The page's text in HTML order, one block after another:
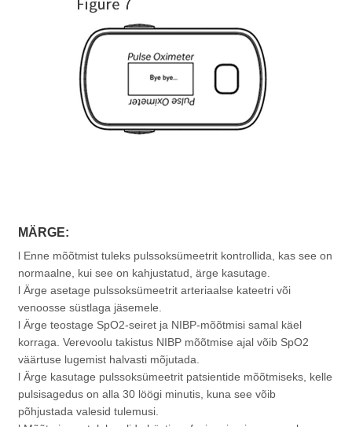
MÄRGE:
l Enne mõõtmist tuleks pulssoksümeetrit kontrollida, kas see on
normaalne, kui see on kahjustatud, ärge kasutage.
l Ärge asetage pulssoksümeetrit arteriaalse kateetri või
venoosse süstlaga jäsemele.
l Ärge teostage SpO2-seiret ja NIBP-mõõtmisi samal käel
korraga. Verevoolu takistus NIBP mõõtmise ajal võib SpO2
väärtuse lugemist halvasti mõjutada.
l Ärge kasutage pulssoksümeetrit patsientide mõõtmiseks, kelle
pulsisagedus on alla 30 löögi minutis, kuna see võib
põhjustada valesid tulemusi.